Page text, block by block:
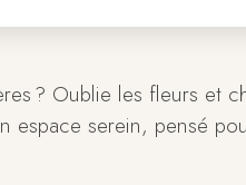
? Oublie les fleurs et
espace serein, pensé